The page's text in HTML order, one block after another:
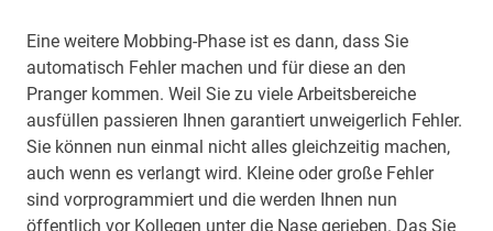
Eine weitere Mobbing-Phase ist es dann, dass Sie
automatisch Fehler machen und für diese an den
Pranger kommen. Weil Sie zu viele Arbeitsbereiche
ausfüllen passieren Ihnen garantiert unweigerlich Fehler.
Sie können nun einmal nicht alles gleichzeitig machen,
auch wenn es verlangt wird. Kleine oder große Fehler
sind vorprogrammiert und die werden Ihnen nun
öffentlich vor Kollegen unter die Nase gerieben. Das Sie